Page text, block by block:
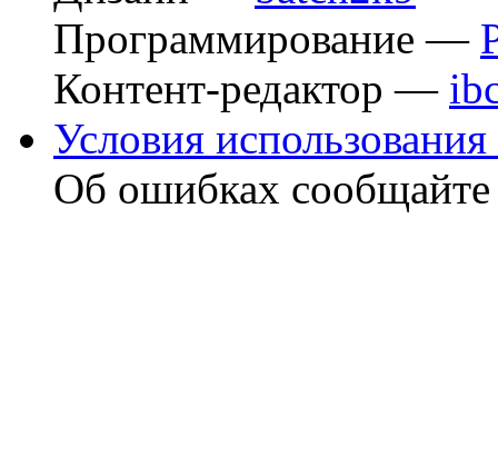
Программирование —
Контент-редактор —
Условия использования
Об ошибках